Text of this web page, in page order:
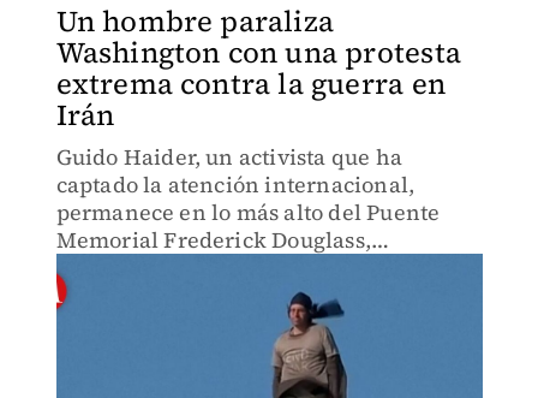
Un hombre paraliza
Washington con una protesta
extrema contra la guerra en
Irán
Guido Haider, un activista que ha
captado la atención internacional,
permanece en lo más alto del Puente
Memorial Frederick Douglass,
desafiando a las autoridades y las
inclemencias del tiempo a 51 metros de
altura sobre el río Anacostia.